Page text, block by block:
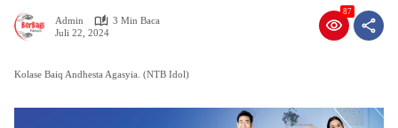
Admin
3 Min Baca
Juli 22, 2024
87
Kolase Baiq Andhesta Agasyia. (NTB Idol)